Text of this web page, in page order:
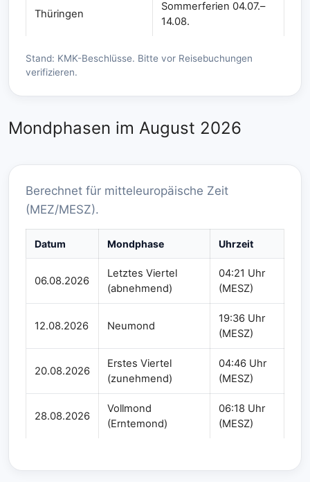
Thüringen
Sommerferien 04.07.–
14.08.
Stand: KMK-Beschlüsse. Bitte vor Reisebuchungen
verifizieren.
Mondphasen im August 2026
Berechnet für mitteleuropäische Zeit
(MEZ/MESZ).
Datum Mondphase Uhrzeit
06.08.2026
Letztes Viertel
(abnehmend)
04:21 Uhr
(MESZ)
12.08.2026 Neumond
19:36 Uhr
(MESZ)
20.08.2026
Erstes Viertel
(zunehmend)
04:46 Uhr
(MESZ)
28.08.2026
Vollmond
(Erntemond)
06:18 Uhr
(MESZ)